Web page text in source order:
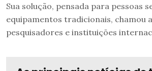
Sua solução, pensada para pessoas
equipamentos tradicionais, chamou
pesquisadores e instituições